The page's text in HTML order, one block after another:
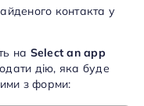
контакта у
на Select an app
дію, яка буде
з форми: